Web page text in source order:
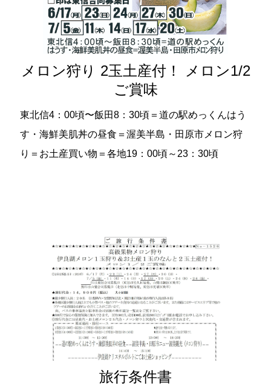
メロン狩り 2玉土産付！ メロン1/2
ご賞味
東北信4：00頃〜飯田8：30頃＝道の駅めっくんはう
す・海鮮美肌丼の昼食＝渥美半島・田原市メロン狩
り＝お土産買い物＝各地19：00頃～23：30頃
旅行条件書